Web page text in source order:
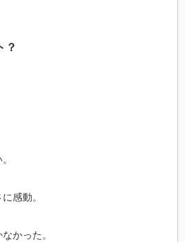
？
感動。
かった。